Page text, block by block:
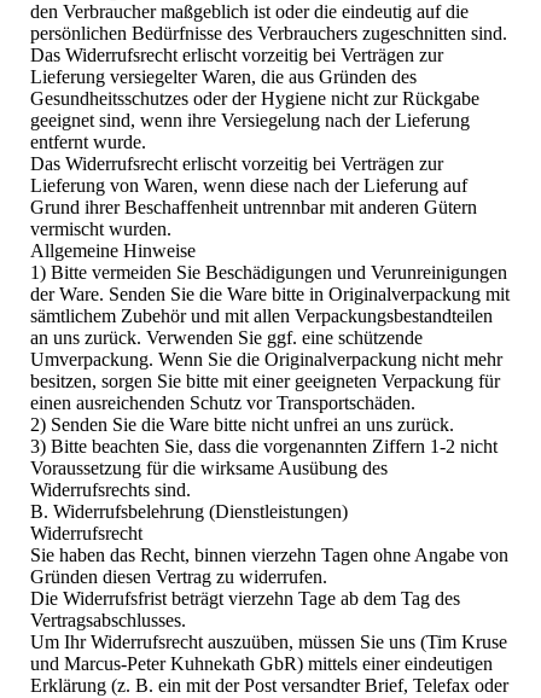
den Verbraucher maßgeblich ist oder die eindeutig auf die
persönlichen Bedürfnisse des Verbrauchers zugeschnitten sind.
Das Widerrufsrecht erlischt vorzeitig bei Verträgen zur
Lieferung versiegelter Waren, die aus Gründen des
Gesundheitsschutzes oder der Hygiene nicht zur Rückgabe
geeignet sind, wenn ihre Versiegelung nach der Lieferung
entfernt wurde.
Das Widerrufsrecht erlischt vorzeitig bei Verträgen zur
Lieferung von Waren, wenn diese nach der Lieferung auf
Grund ihrer Beschaffenheit untrennbar mit anderen Gütern
vermischt wurden.
Allgemeine Hinweise
1) Bitte vermeiden Sie Beschädigungen und Verunreinigungen
der Ware. Senden Sie die Ware bitte in Originalverpackung mit
sämtlichem Zubehör und mit allen Verpackungsbestandteilen
an uns zurück. Verwenden Sie ggf. eine schützende
Umverpackung. Wenn Sie die Originalverpackung nicht mehr
besitzen, sorgen Sie bitte mit einer geeigneten Verpackung für
einen ausreichenden Schutz vor Transportschäden.
2) Senden Sie die Ware bitte nicht unfrei an uns zurück.
3) Bitte beachten Sie, dass die vorgenannten Ziffern 1-2 nicht
Voraussetzung für die wirksame Ausübung des
Widerrufsrechts sind.
B. Widerrufsbelehrung (Dienstleistungen)
Widerrufsrecht
Sie haben das Recht, binnen vierzehn Tagen ohne Angabe von
Gründen diesen Vertrag zu widerrufen.
Die Widerrufsfrist beträgt vierzehn Tage ab dem Tag des
Vertragsabschlusses.
Um Ihr Widerrufsrecht auszuüben, müssen Sie uns (Tim Kruse
und Marcus-Peter Kuhnekath GbR) mittels einer eindeutigen
Erklärung (z. B. ein mit der Post versandter Brief, Telefax oder